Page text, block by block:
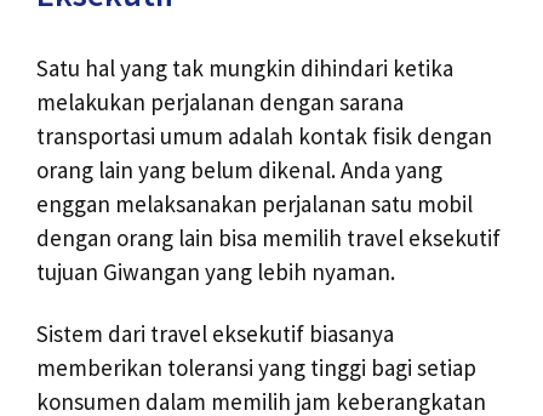
Satu hal yang tak mungkin dihindari ketika
melakukan perjalanan dengan sarana
transportasi umum adalah kontak fisik dengan
orang lain yang belum dikenal. Anda yang
enggan melaksanakan perjalanan satu mobil
dengan orang lain bisa memilih travel eksekutif
tujuan Giwangan yang lebih nyaman.
Sistem dari travel eksekutif biasanya
memberikan toleransi yang tinggi bagi setiap
konsumen dalam memilih jam keberangkatan